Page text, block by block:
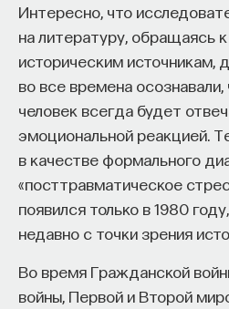
Интересно, что
на литературу, обращаясь
историческим источникам,
во все времена
человек всегда будет
эмоциональной реакцией.
в качестве формального
«посттравматическое
появился только в 1980
недавно с точки зрения
Во время Гражданской
войны, Первой и Второй